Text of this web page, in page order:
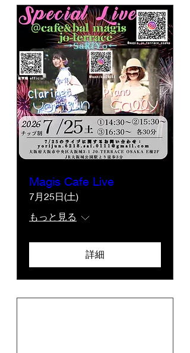
Magis Cafe Live
7月25日(土)
もっと見る
詳細